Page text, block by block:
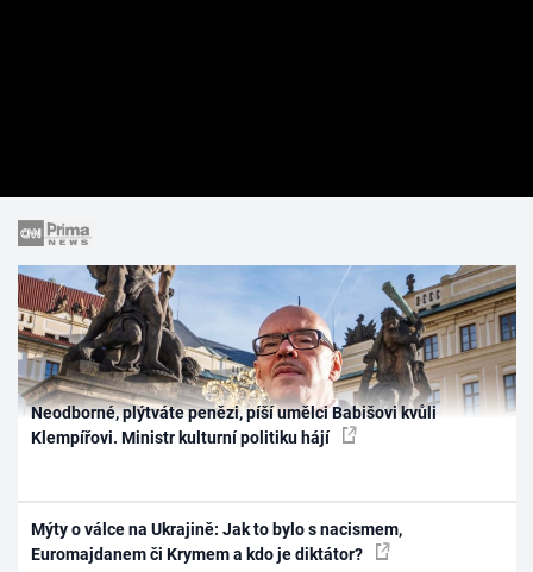
Neodborné, plýtváte penězi, píší umělci Babišovi kvůli
Klempířovi. Ministr kulturní politiku hájí
Mýty o válce na Ukrajině: Jak to bylo s nacismem,
Euromajdanem či Krymem a kdo je diktátor?